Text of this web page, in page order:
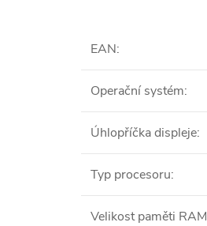
EAN:
Operační systém:
Úhlopříčka displeje:
Typ procesoru:
Velikost paměti RAM